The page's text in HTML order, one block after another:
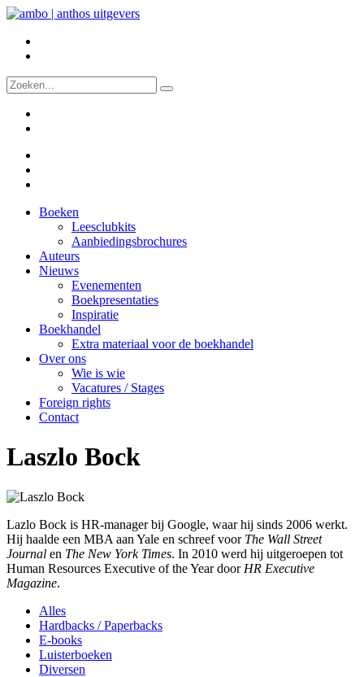
Boeken
Leesclubkits
Aanbiedingsbrochures
Auteurs
Nieuws
Evenementen
Boekpresentaties
Inspiratie
Boekhandel
Extra materiaal voor de boekhandel
Over ons
Wie is wie
Vacatures / Stages
Foreign rights
Contact
Laszlo Bock
Lazlo Bock is HR-manager bij Google, waar hij sinds 2006 werkt.
Hij haalde een MBA aan Yale en schreef voor The Wall Street
Journal en The New York Times. In 2010 werd hij uitgeroepen tot
Human Resources Executive of the Year door HR Executive
Magazine.
Alles
Hardbacks / Paperbacks
E-books
Luisterboeken
Diversen